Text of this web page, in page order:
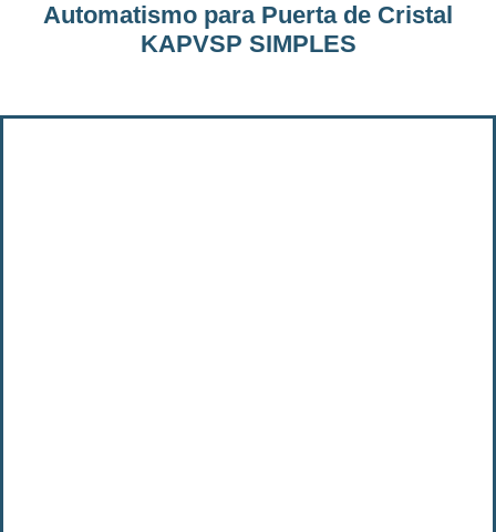
Automatismo para Puerta de Cristal
KAPVSP SIMPLES